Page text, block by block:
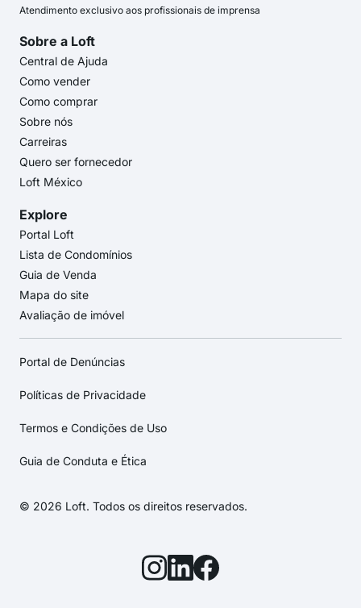
Atendimento exclusivo aos profissionais de imprensa
Sobre a Loft
Central de Ajuda
Como vender
Como comprar
Sobre nós
Carreiras
Quero ser fornecedor
Loft México
Explore
Portal Loft
Lista de Condomínios
Guia de Venda
Mapa do site
Avaliação de imóvel
Portal de Denúncias
Políticas de Privacidade
Termos e Condições de Uso
Guia de Conduta e Ética
© 2026 Loft. Todos os direitos reservados.